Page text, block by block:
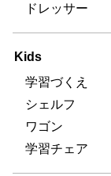
ドレッサー
Kids
学習づくえ
シェルフ
ワゴン
学習チェア